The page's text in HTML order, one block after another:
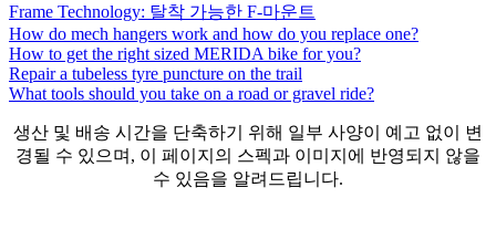
Frame Technology: 탈착 가능한 F-마운트
How do mech hangers work and how do you replace one?
How to get the right sized MERIDA bike for you?
Repair a tubeless tyre puncture on the trail
What tools should you take on a road or gravel ride?
생산 및 배송 시간을 단축하기 위해 일부 사양이 예고 없이 변
경될 수 있으며, 이 페이지의 스펙과 이미지에 반영되지 않을
수 있음을 알려드립니다.